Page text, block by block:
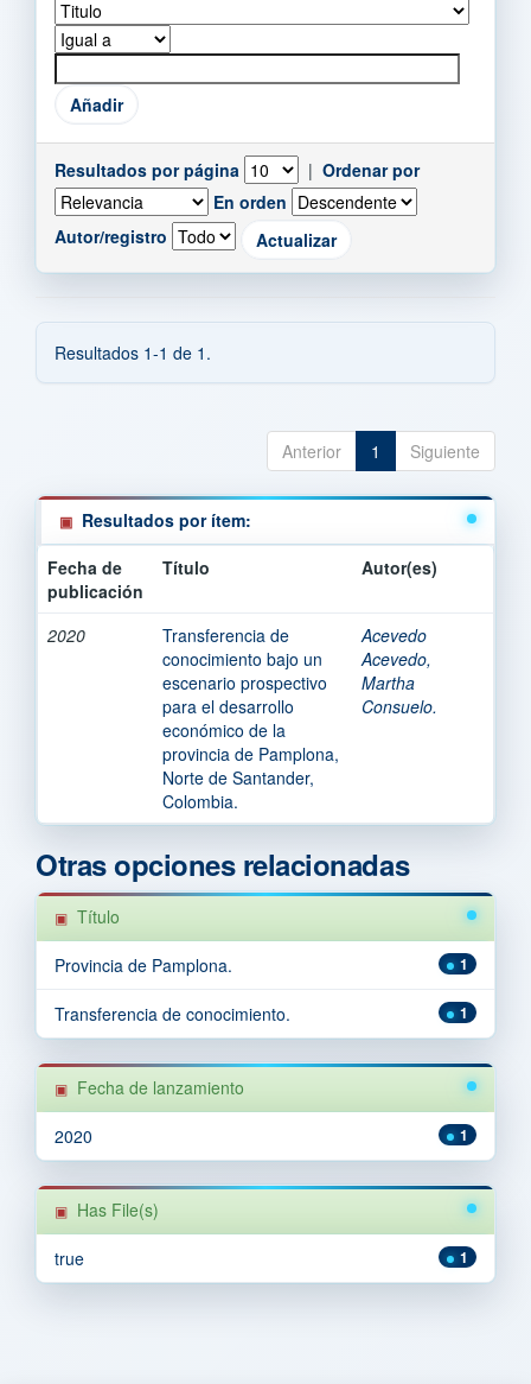
Resultados por página | Ordenar por
En orden
Autor/registro
Resultados 1-1 de 1.
Anterior 1 Siguiente
Resultados por ítem:
Fecha de
publicación
Título Autor(es)
2020
Transferencia de
conocimiento bajo un
escenario prospectivo
para el desarrollo
económico de la
provincia de Pamplona,
Norte de Santander,
Colombia.
Acevedo
Acevedo,
Martha
Consuelo.
Otras opciones relacionadas
Título
1
Provincia de Pamplona.
1
Transferencia de conocimiento.
Fecha de lanzamiento
1
2020
Has File(s)
1
true